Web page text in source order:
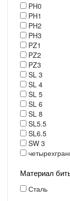
PH0
PH1
PH2
PH3
PZ1
PZ2
PZ3
SL 3
SL 4
SL 5
SL 6
SL 8
SL5.5
SL6.5
SW 3
Материал
Сталь